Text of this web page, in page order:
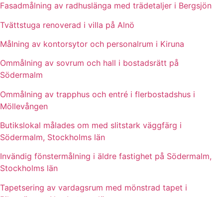
Fasadmålning av radhuslänga med trädetaljer i Bergsjön
Tvättstuga renoverad i villa på Alnö
Målning av kontorsytor och personalrum i Kiruna
Ommålning av sovrum och hall i bostadsrätt på
Södermalm
Ommålning av trapphus och entré i flerbostadshus i
Möllevången
Butikslokal målades om med slitstark väggfärg i
Södermalm, Stockholms län
Invändig fönstermålning i äldre fastighet på Södermalm,
Stockholms län
Tapetsering av vardagsrum med mönstrad tapet i